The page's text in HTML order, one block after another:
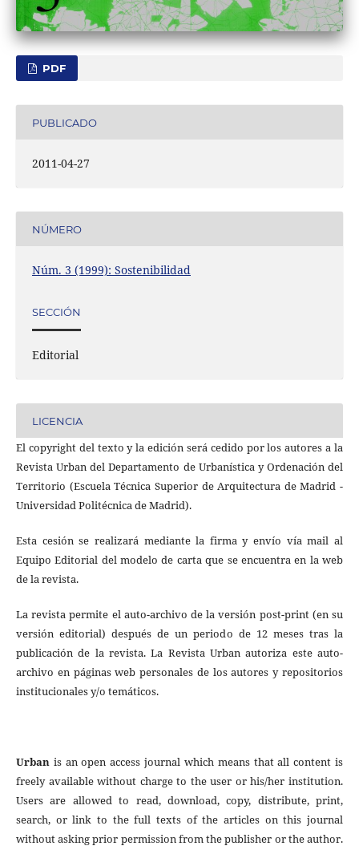
PDF
PUBLICADO
2011-04-27
NÚMERO
Núm. 3 (1999): Sostenibilidad
SECCIÓN
Editorial
LICENCIA
El copyright del texto y la edición será cedido por los autores a la
Revista Urban del Departamento de Urbanística y Ordenación del
Territorio (Escuela Técnica Superior de Arquitectura de Madrid -
Universidad Politécnica de Madrid).
Esta cesión se realizará mediante la firma y envío vía mail al
Equipo Editorial del modelo de carta que se encuentra en la web
de la revista.
La revista permite el auto-archivo de la versión post-print (en su
versión editorial) después de un periodo de 12 meses tras la
publicación de la revista. La Revista Urban autoriza este auto-
archivo en páginas web personales de los autores y repositorios
institucionales y/o temáticos.
Urbanis an open access journal which means that all content is
freely available without charge to the user or his/her institution.
Users are allowed to read, download, copy, distribute, print,
search, or link to the full texts of the articles on this journal
without asking prior permission from the publisher or the author.